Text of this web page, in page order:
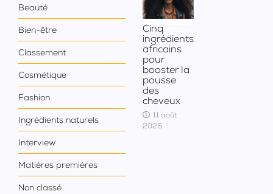
Beauté
Bien-être
Classement
Cosmétique
Fashion
Ingrédients naturels
Interview
Matières premières
Non classé
Cinq
ingrédients
africains
pour
booster la
pousse
des
cheveux
11 août
2025